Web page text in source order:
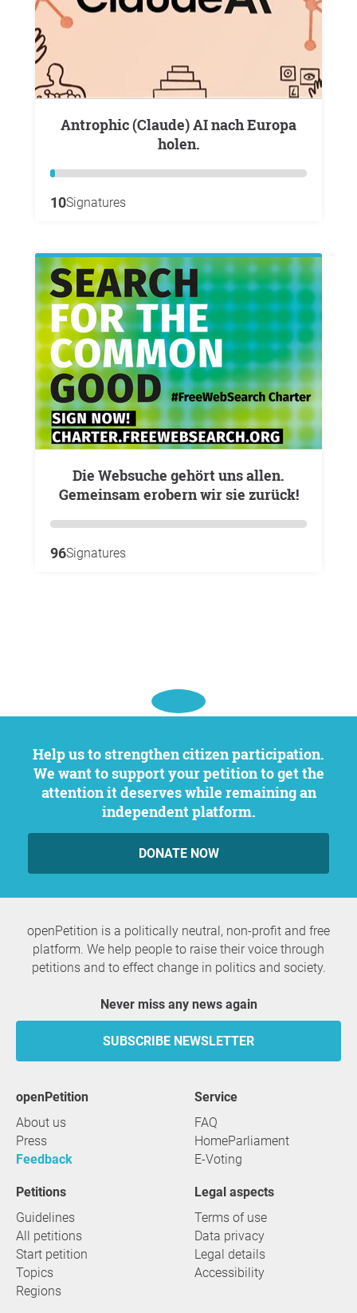
Antrophic (Claude) AI nach Europa
holen.
10Signatures
Die Websuche gehört uns allen.
Gemeinsam erobern wir sie zurück!
96Signatures
Help us to strengthen citizen participation.
We want to support your petition to get the
attention it deserves while remaining an
independent platform.
DONATE NOW
openPetition is a politically neutral, non-profit and free
platform. We help people to raise their voice through
petitions and to effect change in politics and society.
Never miss any news again
SUBSCRIBE NEWSLETTER
openPetition
About us
Press
Feedback
service
FAQ
HomeParliament
E-Voting
Petitions
Guidelines
All petitions
Start petition
Topics
Regions
Legal aspects
Terms of use
Data privacy
Legal details
Accessibility